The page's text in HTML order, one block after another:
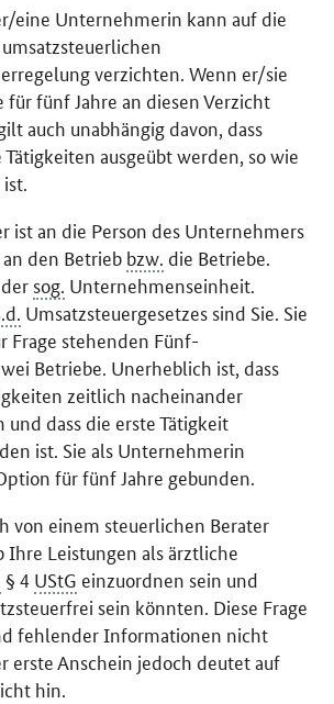
eine Unternehmerin kann auf die
verzichten. Wenn er/sie
für fünf Jahre an diesen Verzicht
auch unabhängig davon, dass
ausgeübt werden, so wie
ist an die Person des Unternehmers
den Betrieb bzw. die Betriebe.
sog. Unternehmenseinheit.
Umsatzsteuergesetzes sind Sie. Sie
Frage stehenden Fünf-
Betriebe. Unerheblich ist, dass
zeitlich nacheinander
und dass die erste Tätigkeit
ist. Sie als Unternehmerin
für fünf Jahre gebunden.
von einem steuerlichen Berater
Ihre Leistungen als ärztliche
§ 4 UStG einzuordnen sein und
sein könnten. Diese Frage
fehlender Informationen nicht
erste Anschein jedoch deutet auf
hin.